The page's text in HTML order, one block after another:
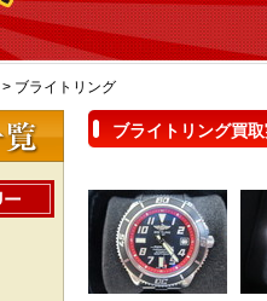
> ブライトリング
ブライトリング買